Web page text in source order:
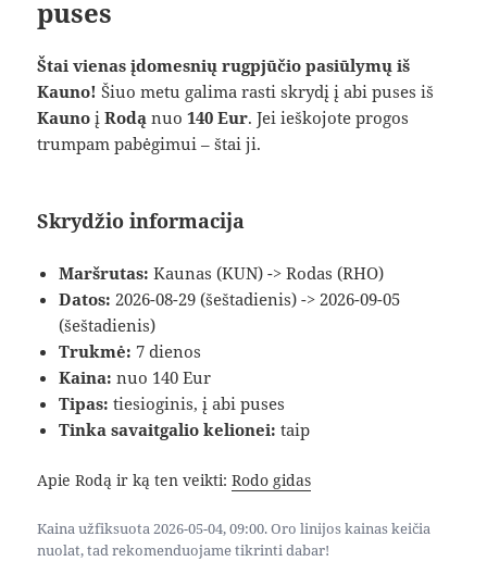
puses
Štai vienas įdomesnių rugpjūčio pasiūlymų iš
Kauno! Šiuo metu galima rasti skrydį į abi puses iš
Kauno įRodą nuo140 Eur. Jei ieškojote progos
trumpam pabėgimui – štai ji.
Skrydžio informacija
Maršrutas: Kaunas (KUN) -> Rodas (RHO)
Datos: 2026-08-29 (šeštadienis) -> 2026-09-05
(šeštadienis)
Trukmė: 7 dienos
Kaina: nuo 140 Eur
Tipas: tiesioginis, į abi puses
Tinka savaitgalio kelionei: taip
Apie Rodą ir ką ten veikti:Rodo gidas
Kaina užfiksuota 2026-05-04, 09:00. Oro linijos kainas keičia
nuolat, tad rekomenduojame tikrinti dabar!